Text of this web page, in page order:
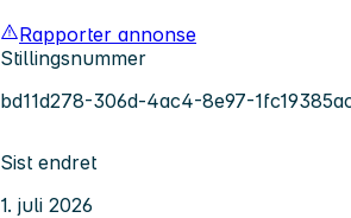
Rapporter annonse
Stillingsnummer
bd11d278-306d-4ac4-8e97-
Sist endret
1. juli 2026